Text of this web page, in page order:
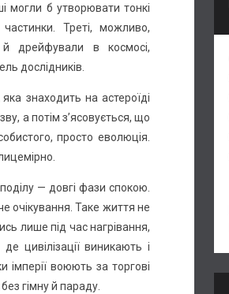
могли б утворювати тонкі
Треті, можливо,
й дрейфували в космосі,
дослідників.
знаходить на астероїді
а потім з’ясовується, що
просто еволюція.
— довгі фази спокою.
очікування. Таке життя не
лише під час нагрівання,
цивілізації виникають і
імперії воюють за торгові
гімну й параду.